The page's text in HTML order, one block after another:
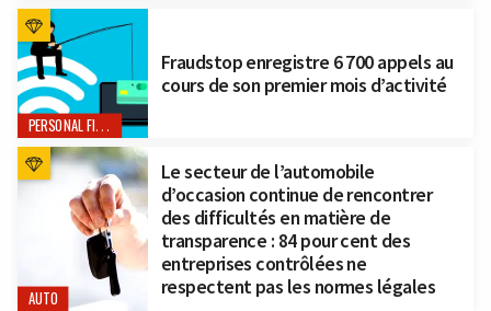
PERSONAL FINANCE
Fraudstop enregistre 6 700 appels au
cours de son premier mois d’activité
AUTO
Le secteur de l’automobile
d’occasion continue de rencontrer
des difficultés en matière de
transparence : 84 pour cent des
entreprises contrôlées ne
respectent pas les normes légales